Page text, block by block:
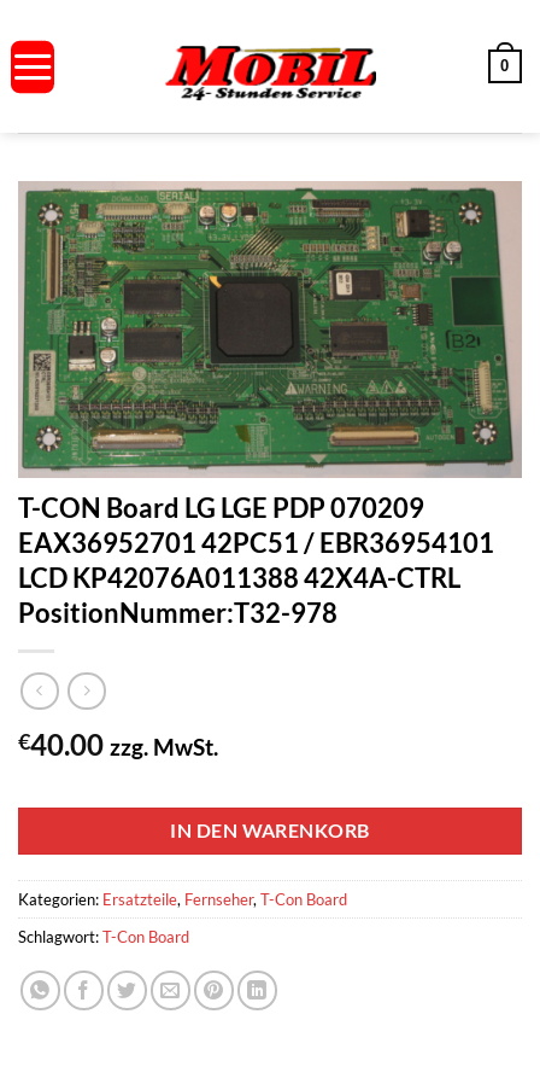
Inhalt
springen
0
T-CON Board LG LGE PDP 070209
EAX36952701 42PC51 / EBR36954101
LCD KP42076A011388 42X4A-CTRL
PositionNummer:T32-978
€40.00 zzg. MwSt.
IN DEN WARENKORB
Kategorien: Ersatzteile, Fernseher, T-Con Board
Schlagwort:T-Con Board